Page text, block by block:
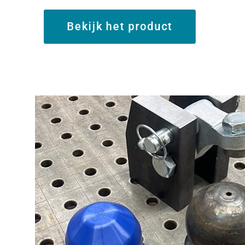
Bekijk het product